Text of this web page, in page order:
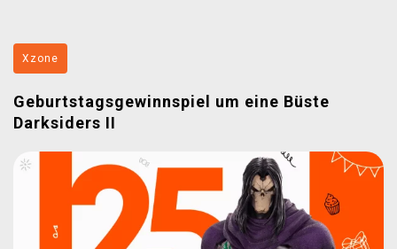
Xzone
Geburtstagsgewinnspiel um eine Büste
Darksiders II